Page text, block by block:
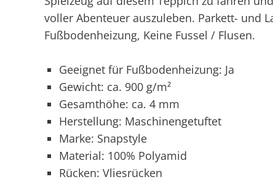
voller Abenteuer auszuleben. Parkett- und
Fußbodenheizung, Keine Fussel / Flusen.
Geeignet für Fußbodenheizung: Ja
Gewicht: ca. 900 g/m²
Gesamthöhe: ca. 4 mm
Herstellung: Maschinengetuftet
Marke: Snapstyle
Material: 100% Polyamid
Rücken: Vliesrücken